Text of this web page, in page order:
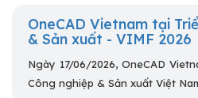
OneCAD Vietnam tại
& Sản xuất - VIMF 2026
Ngày 17/06/2026, OneCAD
Công nghiệp & Sản xuất Việt